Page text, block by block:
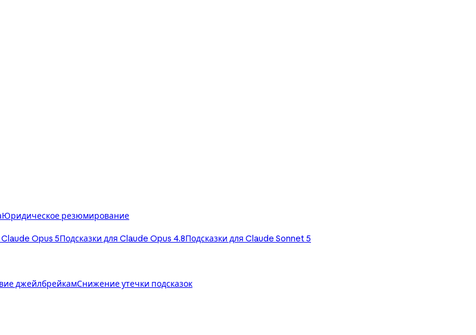
Юридическое резюмирование
Opus 5Подсказки для Claude Opus 4.8Подсказки для Claude Sonnet 5
джейлбрейкамСнижение утечки подсказок